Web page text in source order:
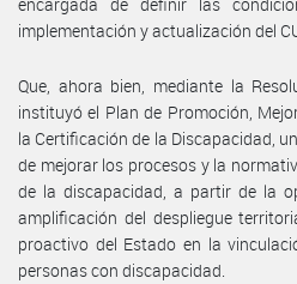
implementación y actualización del
Que, ahora bien, mediante la
instituyó el Plan de Promoción,
la Certificación de la Discapacidad,
de mejorar los procesos y la
de la discapacidad, a partir de la
amplificación del despliegue
proactivo del Estado en la
personas con discapacidad.